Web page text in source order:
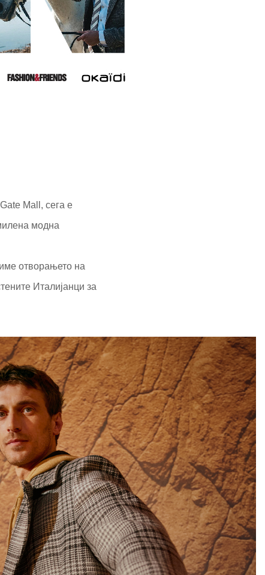
Mall, сега е
модна
отворањето на
Италијанци за